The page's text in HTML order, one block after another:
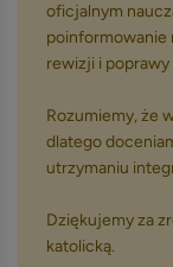
oficjalnym
poinformowanie
rewizji i
Rozumiemy, że
dlatego
utrzymaniu
Dziękujemy za
katolicką.